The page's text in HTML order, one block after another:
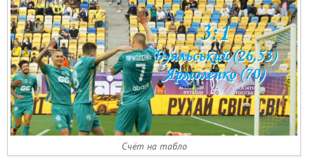
Счёт на табло